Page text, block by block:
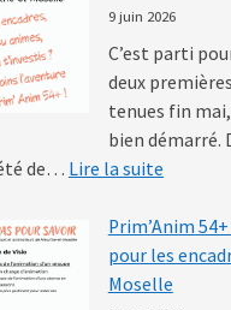
9 juin 2026
C’est parti
deux
tenues fin
bien démarré.
de… Lire la suite
Prim’Anim
pour les
Moselle